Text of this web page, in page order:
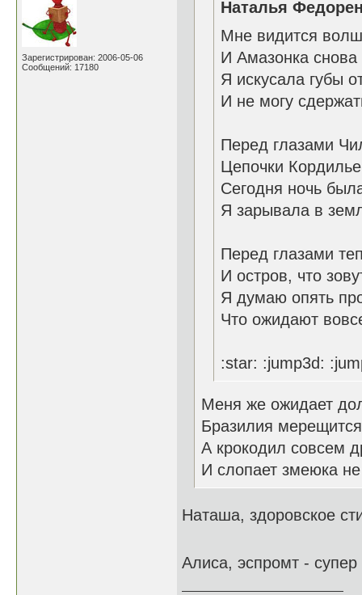
Зарегистрирован: 2006-05-06
Сообщений: 17180
Наталья
Мне видится
И Амазонка
Я искусала губы
И не могу
Перед глазами
Цепочки
Сегодня ночь
Я зарывала в
Перед глазами
И остров, что
Я думаю опять
Что ожидают
:star: :jump3d:
Меня же ожидает
Бразилия
А крокодил совсем
И слопает змеюка
Наташа, здоровское
Алиса, эспромт -